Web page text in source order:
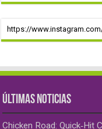
https://
ÚLTIMAS NOTICIAS
Chicken Road: Quick‑Hit